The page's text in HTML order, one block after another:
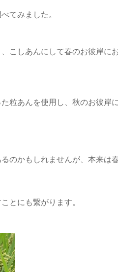
てみました。
こしあんにして春のお彼岸に
粒あんを使用し、秋のお彼岸に
のかもしれませんが、本来は
とにも繋がります。